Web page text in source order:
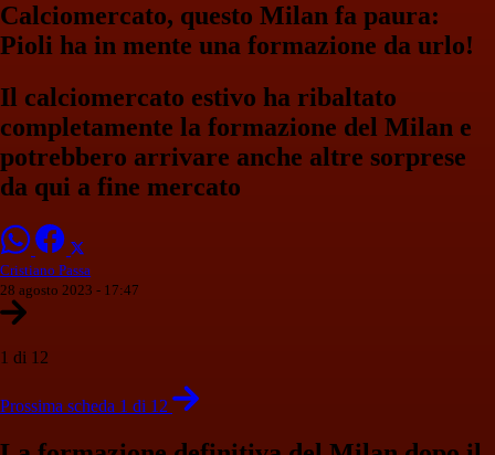
Calciomercato, questo Milan fa paura:
Pioli ha in mente una formazione da urlo!
Il calciomercato estivo ha ribaltato
completamente la formazione del Milan e
potrebbero arrivare anche altre sorprese
da qui a fine mercato
Cristiano Passa
28 agosto 2023 - 17:47
1 di 12
Prossima scheda 1 di 12